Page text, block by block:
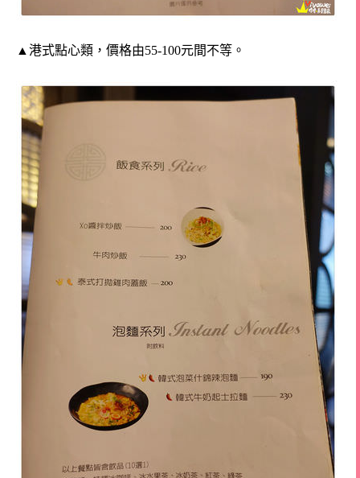
▲港式點心類，價格由55-100元間不等。